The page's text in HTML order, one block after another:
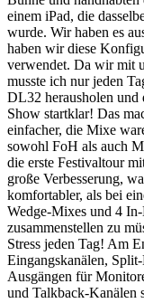
einem iPad, die
wurde. Wir haben es
haben wir diese
verwendet. Da wir mit
musste ich nur jeden
DL32 herausholen und
Show startklar! Das
einfacher, die Mixe
sowohl FoH als auch
die erste Festivaltour
große Verbesserung,
komfortabler, als bei
Wedge-Mixes und 4
zusammenstellen zu
Stress jeden Tag! Am
Eingangskanälen,
Ausgängen für
und Talkback-Kanälen